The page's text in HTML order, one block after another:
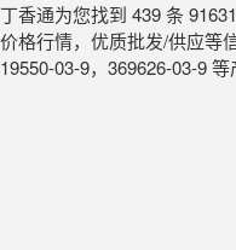
丁香通为您找到 439 条
价格行情，优质批发/供应等
19550-03-9，369626-03-9 等